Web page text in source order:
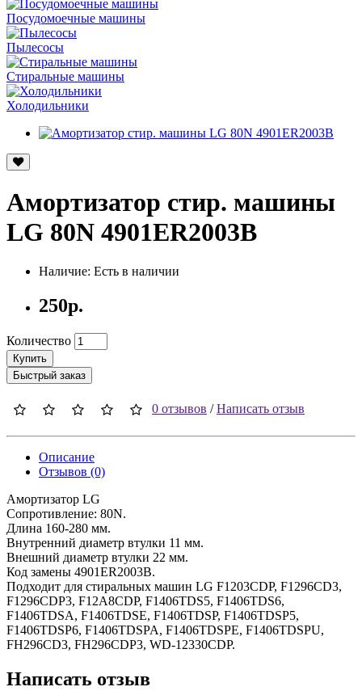
Посудомоечные машины
Пылесосы
Стиральные машины
Холодильники
Амортизатор стир. машины
LG 80N 4901ER2003B
Наличие: Есть в наличии
250р.
Количество
Купить
Быстрый заказ
0 отзывов /Написать отзыв
Описание
Отзывов (0)
Амортизатор LG
Сопротивление: 80N.
Длина 160-280 мм.
Внутренний диаметр втулки 11 мм.
Внешний диаметр втулки 22 мм.
Код замены 4901ER2003B.
Подходит для стиральных машин LG F1203CDP, F1296CD3,
F1296CDP3, F12A8CDP, F1406TDS5, F1406TDS6,
F1406TDSA, F1406TDSE, F1406TDSP, F1406TDSP5,
F1406TDSP6, F1406TDSPA, F1406TDSPE, F1406TDSPU,
FH296CD3, FH296CDP3, WD-12330CDP.
Написать отзыв